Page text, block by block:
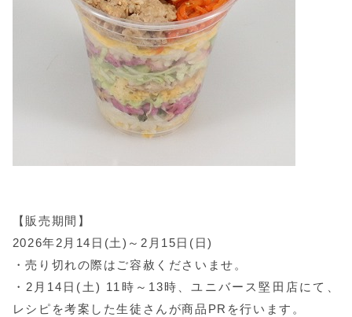
【販売期間】
2026年2月14日(土)～2月15日(日)
・売り切れの際はご容赦くださいませ。
・2月14日(土) 11時～13時、ユニバース堅田店にて、
レシピを考案した生徒さんが商品PRを行います。